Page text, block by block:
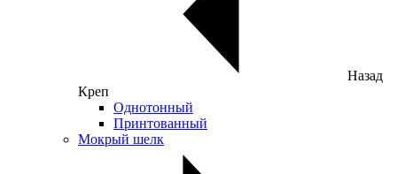
Назад
Креп
Однотонный
Принтованный
Мокрый шелк